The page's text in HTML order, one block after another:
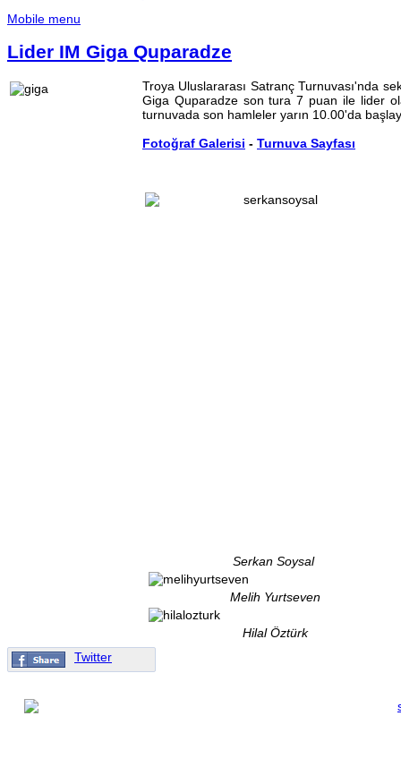
Mobile menu
Lider IM Giga Quparadze
Troya Uluslararası Satranç Turnuvası'nda
Giga Quparadze son tura 7 puan ile lider
turnuvada son hamleler yarın 10.00'da
Fotoğraf Galerisi - Turnuva Sayfası
Serkan Soysal
Melih Yurtseven
Hilal Öztürk
Twitter